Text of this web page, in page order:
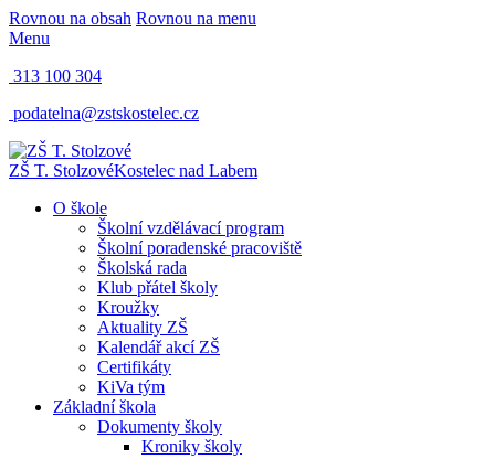
Rovnou na obsah Rovnou na menu
Menu
313 100 304
podatelna@zstskostelec.cz
ZŠ T. StolzovéKostelec nad Labem
O škole
Školní vzdělávací program
Školní poradenské pracoviště
Školská rada
Klub přátel školy
Kroužky
Aktuality ZŠ
Kalendář akcí ZŠ
Certifikáty
KiVa tým
Základní škola
Dokumenty školy
Kroniky školy